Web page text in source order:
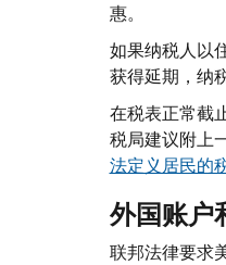
惠。
如果纳税人以
获得延期，纳
在税表正常截
税局建议附上
法定义居民的
外国账户
联邦法律要求